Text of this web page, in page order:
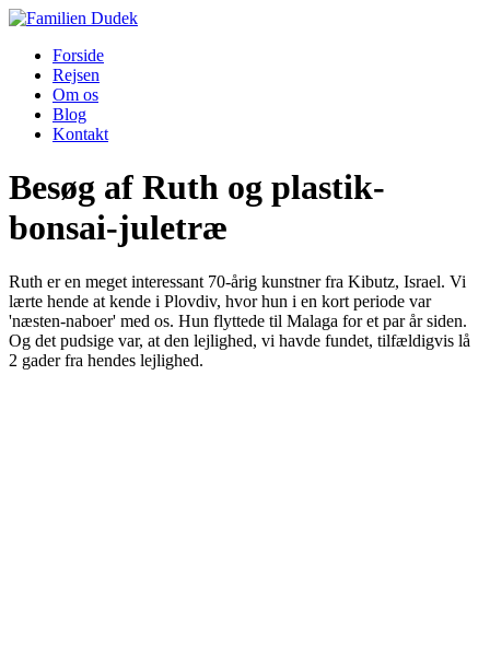
Forside
Rejsen
Om os
Blog
Kontakt
Besøg af Ruth og plastik-
bonsai-juletræ
Ruth er en meget interessant 70-årig kunstner fra Kibutz, Israel. Vi
lærte hende at kende i Plovdiv, hvor hun i en kort periode var
'næsten-naboer' med os. Hun flyttede til Malaga for et par år siden.
Og det pudsige var, at den lejlighed, vi havde fundet, tilfældigvis lå
2 gader fra hendes lejlighed.